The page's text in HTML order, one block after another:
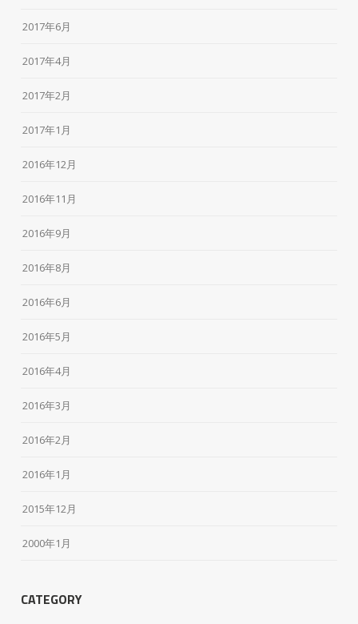
2017年6月
2017年4月
2017年2月
2017年1月
2016年12月
2016年11月
2016年9月
2016年8月
2016年6月
2016年5月
2016年4月
2016年3月
2016年2月
2016年1月
2015年12月
2000年1月
CATEGORY